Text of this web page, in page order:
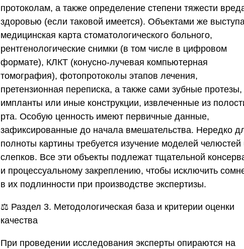
протоколам, а также определение степени тяжести
здоровью (если таковой имеется). Объектами же
медицинская карта стоматологического больного,
рентгенологические снимки (в том числе в цифровом
формате), КЛКТ (конусно-лучевая компьютерная
томография), фотопротоколы этапов лечения,
претензионная переписка, а также сами зубные протезы,
импланты или иные конструкции, извлеченные из
рта. Особую ценность имеют первичные данные,
зафиксированные до начала вмешательства. Нередко
полноты картины требуется изучение моделей челюстей
слепков. Все эти объекты подлежат тщательной
и процессуальному закреплению, чтобы исключить
в их подлинности при производстве экспертизы.
⚖️ Раздел 3. Методологическая база и критерии оценки
качества
При проведении исследования эксперты опираются на